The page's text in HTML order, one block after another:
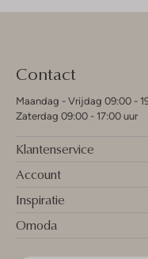
Contact
Maandag - Vrijdag 09:00 -
Zaterdag 09:00 - 17:00 uur
Klantenservice
Account
Inspiratie
Omoda